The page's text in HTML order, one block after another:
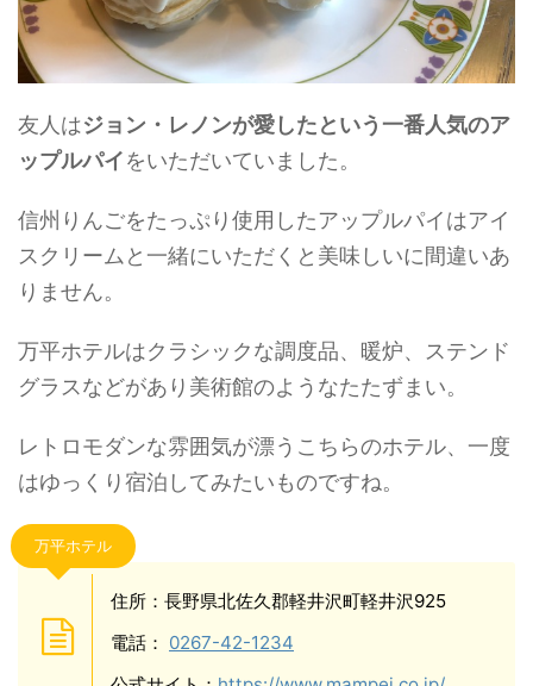
友人はジョン・レノンが愛したという一番人気のア
ップルパイをいただいていました。
信州りんごをたっぷり使用したアップルパイはアイ
スクリームと一緒にいただくと美味しいに間違いあ
りません。
万平ホテルはクラシックな調度品、暖炉、ステンド
グラスなどがあり美術館のようなたたずまい。
レトロモダンな雰囲気が漂うこちらのホテル、一度
はゆっくり宿泊してみたいものですね。
万平ホテル
住所：長野県北佐久郡軽井沢町軽井沢925
電話： 0267-42-1234